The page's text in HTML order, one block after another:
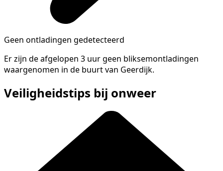
Geen ontladingen gedetecteerd
Er zijn de afgelopen 3 uur geen bliksemontladingen
waargenomen in de buurt van Geerdijk.
Veiligheidstips bij onweer